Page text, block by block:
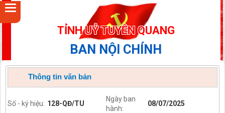
TỈNH UỶ TUYÊN QUANG
BAN NỘI CHÍNH
Thông tin văn bản
Số - ký hiệu: 128-QĐ/TU
Ngày ban
hành:
08/07/2025